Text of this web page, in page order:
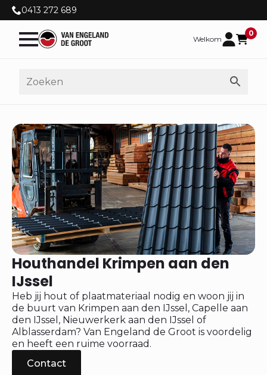
0413 272 689
Welkom
0
Houthandel Krimpen aan den
IJssel
Heb jij hout of plaatmateriaal nodig en woon jij in
de buurt van Krimpen aan den IJssel, Capelle aan
den IJssel, Nieuwerkerk aan den IJssel of
Alblasserdam? Van Engeland de Groot is voordelig
en heeft een ruime voorraad.
Contact